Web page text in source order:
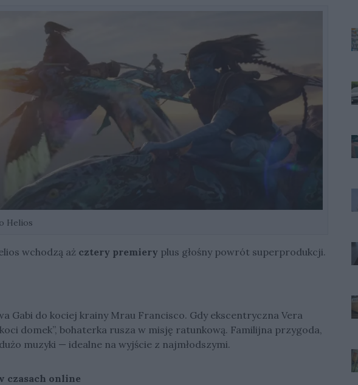
Helios
wchodzą aż cztery premiery plus głośny powrót superprodukcji.
Gabi do kociej krainy Mrau Francisco. Gdy ekscentryczna Vera
domek”, bohaterka rusza w misję ratunkową. Familijna przygoda,
muzyki — idealne na wyjście z najmłodszymi.
czasach online